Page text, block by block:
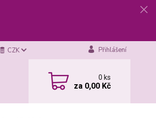
CZK Přihlášení
0ks
za 0,00 Kč